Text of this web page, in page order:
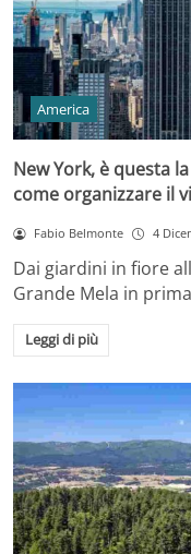
America
New York, è questa
come organizzare il
Fabio Belmonte 4
Dai giardini in fiore
Grande Mela in
Leggi di più